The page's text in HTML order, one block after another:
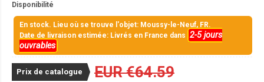
Disponibilité
En stock. Lieu où se trouve l'objet: Moussy-le-Neuf, FR.
Date de livraison estimée: Livrés en France dans 2-5 jours
ouvrables
Prix de catalogue EUR €64.59